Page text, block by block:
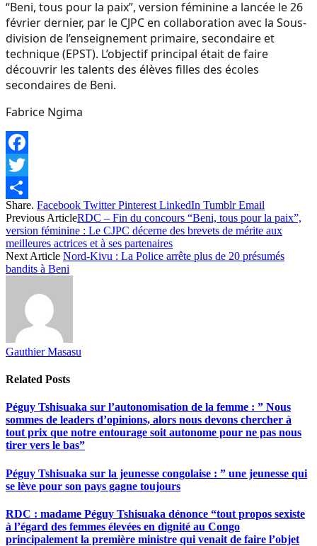
“Beni, tous pour la paix”, version féminine a lancée le 26
février dernier, par le CJPC en collaboration avec la Sous-
division de l’enseignement primaire, secondaire et
technique (EPST). L’objectif principal était de faire
découvrir les talents des élèves filles des écoles
secondaires de Beni.
Fabrice Ngima
Facebook
Twitter
Share
Share. Facebook Twitter Pinterest LinkedIn Tumblr Email
Previous ArticleRDC – Fin du concours “Beni, tous pour la paix”,
version féminine : Le CJPC décerne des brevets de mérite aux
meilleures actrices et à ses partenaires
Next Article Nord-Kivu : La Police arrête plus de 20 présumés
bandits à Beni
Gauthier Masasu
Related Posts
Péguy Tshisuaka sur l’autonomisation de la femme : ” Nous
sommes de leaders d’opinions, alors nous devons chercher à
tout prix que notre entourage soit autonome pour ne pas nous
tirer vers le bas”
Péguy Tshisuaka sur la jeunesse congolaise : ” une jeunesse qui
se lève pour son pays gagne toujours
RDC : madame Péguy Tshisuaka dénonce “tout propos sexiste
à l’égard des femmes élevées en dignité au Congo
principalement la première ministre qui venait de faire l’objet